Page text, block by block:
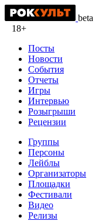
beta
18+
Посты
Новости
События
Отчеты
Игры
Интервью
Розыгрыши
Рецензии
Группы
Персоны
Лейблы
Организаторы
Площадки
Фестивали
Видео
Релизы